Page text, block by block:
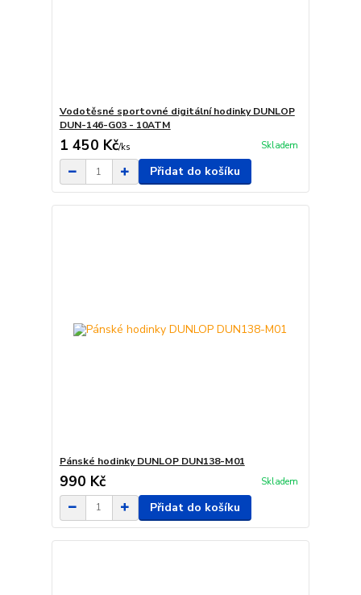
Vodotěsné sportovné digitální hodinky DUNLOP
DUN-146-G03 - 10ATM
1 450 Kč/ks Skladem
Přidat do košíku
Pánské hodinky DUNLOP DUN138-M01
990 Kč Skladem
Přidat do košíku